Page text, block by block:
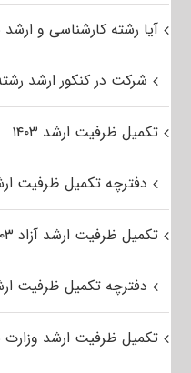
آیا رشته کارشناسی و
شرکت در کنکور ارشد
تکمیل ظرفیت ارشد ۱۴۰۳
دفترچه تکمیل ظرفیت ارشد
تکمیل ظرفیت ارشد آزاد ۱۴۰۳
دفترچه تکمیل ظرفیت ارشد
تکمیل ظرفیت ارشد وزارت